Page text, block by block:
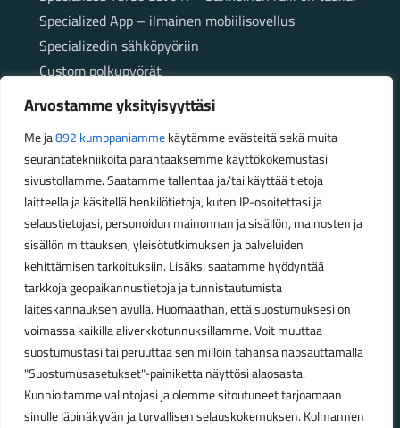
Arvostamme yksityisyyttäsi
Me ja892 kumppaniammekäytämme evästeitä sekä muita
seurantatekniikoita parantaaksemme käyttökokemustasi
sivustollamme. Saatamme tallentaa ja/tai käyttää tietoja
laitteella ja käsitellä henkilötietoja, kuten IP-osoitettasi ja
selaustietojasi, personoidun mainonnan ja sisällön, mainosten ja
sisällön mittauksen, yleisötutkimuksen ja palveluiden
kehittämisen tarkoituksiin. Lisäksi saatamme hyödyntää
tarkkoja geopaikannustietoja ja tunnistautumista
laiteskannauksen avulla. Huomaathan, että suostumuksesi on
voimassa kaikilla aliverkkotunnuksillamme. Voit muuttaa
suostumustasi tai peruuttaa sen milloin tahansa napsauttamalla
"Suostumusasetukset"-painiketta näyttösi alaosasta.
Kunnioitamme valintojasi ja olemme sitoutuneet tarjoamaan
sinulle läpinäkyvän ja turvallisen selauskokemuksen. Kolmannen
Specialized App – ilmainen mobiilisovellus
Specializedin sähköpyöriin
Custom polkupyörät
Fatbikellä helppoa ja huoletonta etenemistä
maastossa
Aukioloajat
Talvikauden aukioloajat (1.10.2025 – 28.2.2026)
Ma-Pe 10-18
La 10-14
Kesäkauden aukioloajat (1.3.2026 – 30.9.2026)
Ma-Pe 10-18
La 9-15
Poikkeavat aukioloajat:
Pyhäinpäivä lauantai 31.10. – suljettu